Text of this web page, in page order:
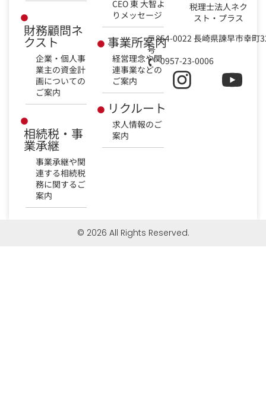
財務顧問ネ
クスト
企業・個人事
業主の資金計
画についての
ご案内
相続税・事
業承継
事業承継や関
連する相続税
務に関するご
案内
CEO 東 大智よ
りメッセージ
事業所案内
経営理念や関
連事業などの
ご案内
リクルート
求人情報のご
案内
税理士法人ネク
スト・プラス
〒854-0022 長崎県諫早市幸町
号
0957-23-0006
© 2026 All Rights Reserved.